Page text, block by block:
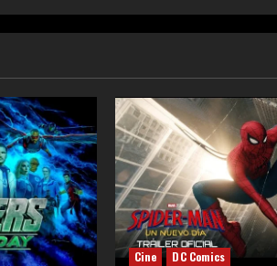
Cine DC Comics